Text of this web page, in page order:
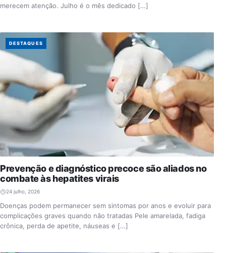
merecem atenção. Julho é o mês dedicado […]
DESTAQUES
Prevenção e diagnóstico precoce são aliados no
combate às hepatites virais
24 julho, 2026
Doenças podem permanecer sem sintomas por anos e evoluir para
complicações graves quando não tratadas Pele amarelada, fadiga
crônica, perda de apetite, náuseas e […]